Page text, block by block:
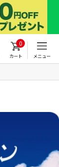
0
カート メニュー